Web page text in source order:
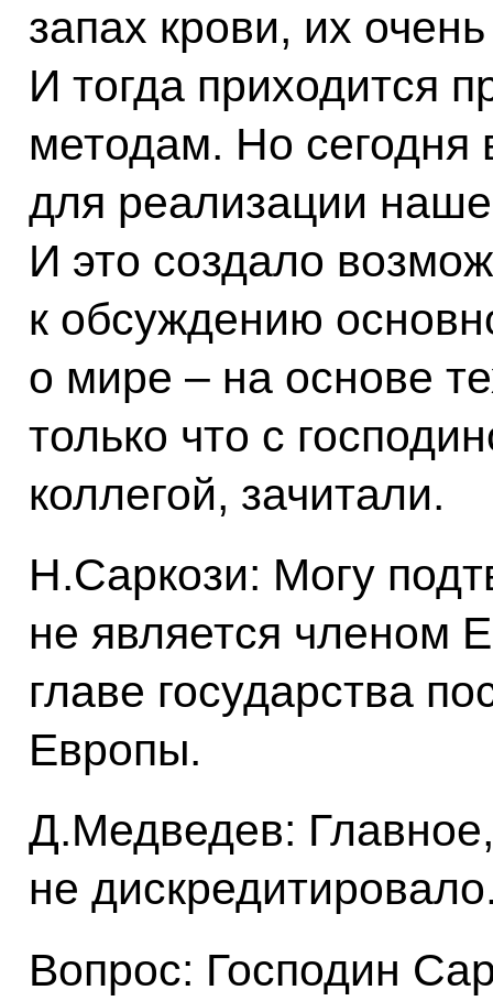
запах крови, их
И тогда приходится
методам. Но сегодня
для реализации
И это создало
к обсуждению
о мире – на основе
только что с
коллегой, зачитали.
Н.Саркози: Могу
не является членом
главе государства
Европы.
Д.Медведев:
не
Вопрос: Господин